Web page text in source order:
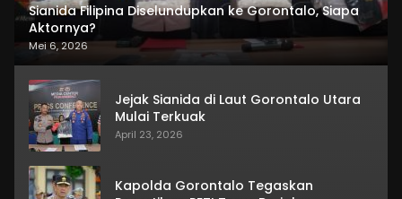
Sianida Filipina Diselundupkan ke Gorontalo, Siapa
Aktornya?
Mei 6, 2026
Jejak Sianida di Laut Gorontalo Utara
Mulai Terkuak
April 23, 2026
Kapolda Gorontalo Tegaskan